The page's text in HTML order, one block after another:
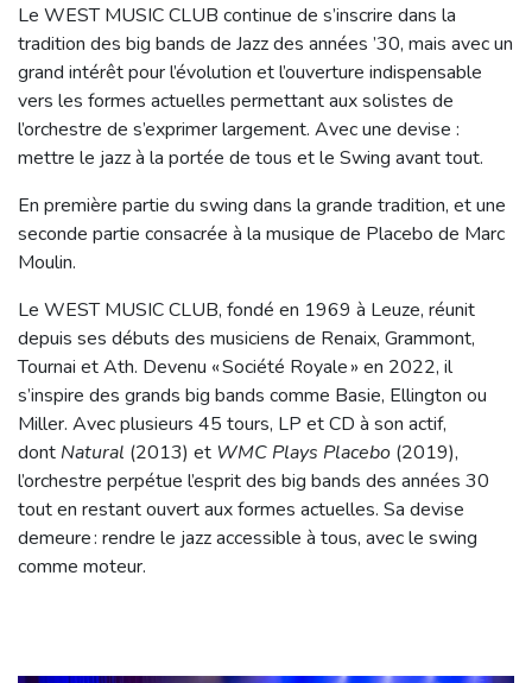
Le WEST MUSIC CLUB continue de s’inscrire dans la
tradition des big bands de Jazz des années ’30, mais avec un
grand intérêt pour l’évolution et l’ouverture indispensable
vers les formes actuelles permettant aux solistes de
l’orchestre de s’exprimer largement. Avec une devise :
mettre le jazz à la portée de tous et le Swing avant tout.
En première partie du swing dans la grande tradition, et une
seconde partie consacrée à la musique de Placebo de Marc
Moulin.
Le WEST MUSIC CLUB, fondé en 1969 à Leuze, réunit
depuis ses débuts des musiciens de Renaix, Grammont,
Tournai et Ath. Devenu « Société Royale » en 2022, il
s’inspire des grands big bands comme Basie, Ellington ou
Miller. Avec plusieurs 45 tours, LP et CD à son actif,
dont Natural (2013) et WMC Plays Placebo (2019),
l’orchestre perpétue l’esprit des big bands des années 30
tout en restant ouvert aux formes actuelles. Sa devise
demeure : rendre le jazz accessible à tous, avec le swing
comme moteur.